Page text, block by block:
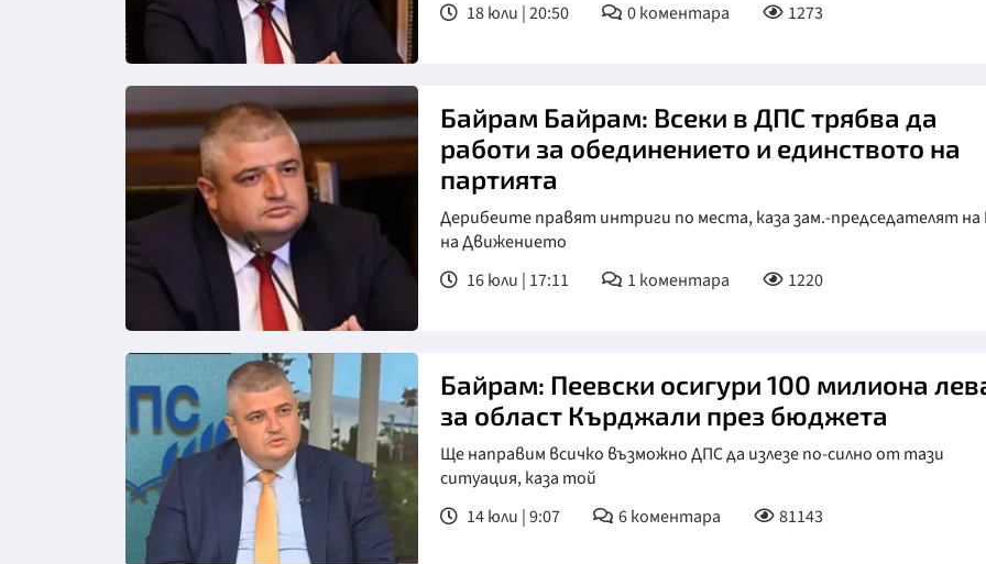
18 юли | 20:50
0коментара 1273
Байрам Байрам: Всеки в ДПС трябва да
работи за обединението и единството на
партията
Дерибеите правят интриги по места, каза зам.-председателят на
на Движението
16 юли | 17:11
1 коментара 1220
Байрам: Пеевски осигури 100 милиона
за област Кърджали през бюджета
Ще направим всичко възможно ДПС да излезе по-силно от тази
ситуация, каза той
14 юли | 9:07
6коментара 81143